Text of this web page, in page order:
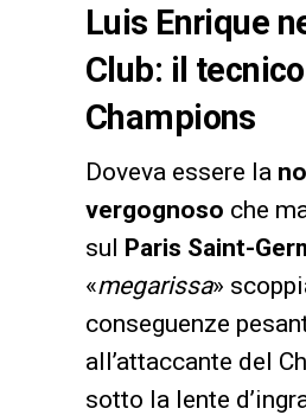
Luis Enrique
Club: il
Champions
Doveva essere la
vergognoso che
sul Paris Saint-
«megarissa»
conseguenze
all’attaccante del
sotto la lente